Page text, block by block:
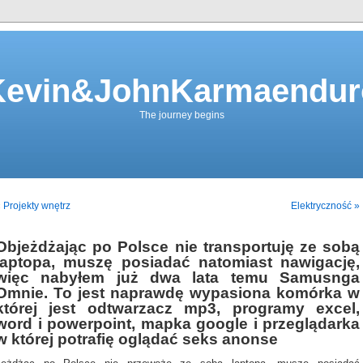
The journey begins
Projekty wnętrz Elektryczność »
po Polsce nie transportuję ze sobą
muszę posiadać natomiast nawigację,
nabyłem już dwa lata temu Samusnga
To jest naprawdę wypasiona komórka w
jest odtwarzacz mp3, programy excel,
i powerpoint, mapka google i przeglądarka
której potrafię oglądać seks anonse